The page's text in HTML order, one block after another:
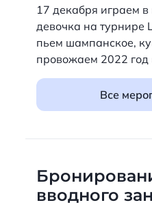
вводного
Все
17 декабря играем
девочка на турнире
пьем шампанское,
провожаем 2022 год